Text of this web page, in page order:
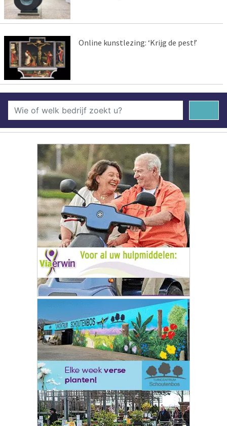
Online kunstlezing: ‘Krijg de pest!’